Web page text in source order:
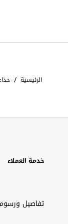
الرئيسية /
خدمة العملاء
تفاصيل